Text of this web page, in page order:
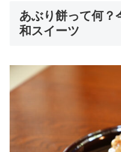
あぶり餅って何？
和スイーツ